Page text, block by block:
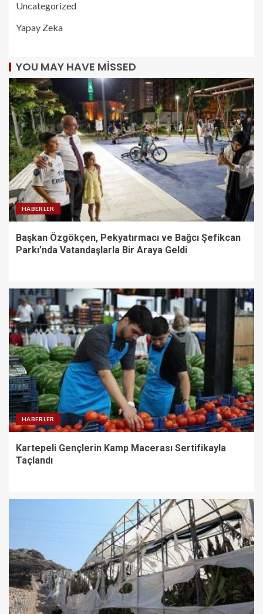
Uncategorized
Yapay Zeka
YOU MAY HAVE MISSED
HABERLER
Başkan Özgökçen, Pekyatırmacı ve Bağcı Şefikcan
Parkı’nda Vatandaşlarla Bir Araya Geldi
HABERLER
Kartepeli Gençlerin Kamp Macerası Sertifikayla
Taçlandı